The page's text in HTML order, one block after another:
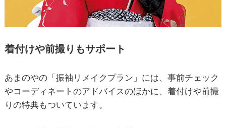
着付けや前撮りもサポート
あまのやの「振袖リメイクプラン」には、事前チェック
やコーディネートのアドバイスのほかに、着付けや前撮
りの特典もついています。